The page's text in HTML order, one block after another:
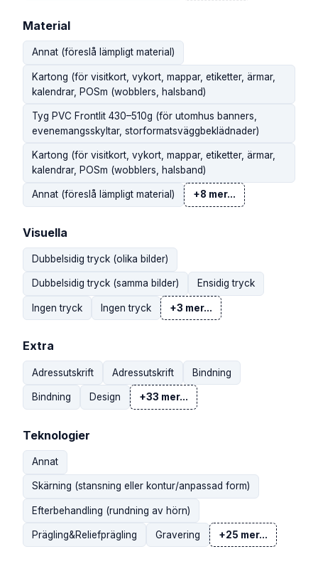
Material
Annat (föreslå lämpligt material)
Kartong (för visitkort, vykort, mappar, etiketter, ärmar,
kalendrar, POSm (wobblers, halsband)
Tyg PVC Frontlit 430–510g (för utomhus banners,
evenemangsskyltar, storformatsväggbeklädnader)
Kartong (för visitkort, vykort, mappar, etiketter, ärmar,
kalendrar, POSm (wobblers, halsband)
Annat (föreslå lämpligt material) +8 mer...
Visuella
Dubbelsidig tryck (olika bilder)
Dubbelsidig tryck (samma bilder) Ensidig tryck
Ingen tryck Ingen tryck +3 mer...
Extra
Adressutskrift Adressutskrift Bindning
Bindning Design +33 mer...
Teknologier
Annat
Skärning (stansning eller kontur/anpassad form)
Efterbehandling (rundning av hörn)
Prägling&Reliefprägling Gravering +25 mer...